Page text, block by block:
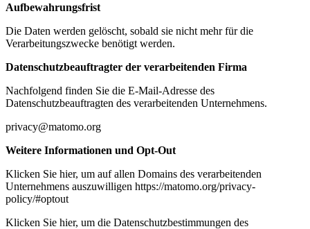
Aufbewahrungsfrist
Die Daten werden gelöscht, sobald sie nicht mehr für die
Verarbeitungszwecke benötigt werden.
Datenschutzbeauftragter der verarbeitenden Firma
Nachfolgend finden Sie die E-Mail-Adresse des
Datenschutzbeauftragten des verarbeitenden Unternehmens.
privacy@matomo.org
Weitere Informationen und Opt-Out
Klicken Sie hier, um auf allen Domains des verarbeitenden
Unternehmens auszuwilligen https://matomo.org/privacy-
policy/#optout
Klicken Sie hier, um die Datenschutzbestimmungen des